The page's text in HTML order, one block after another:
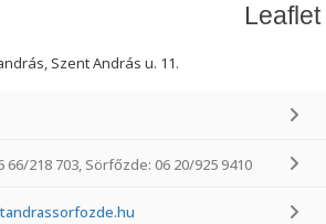
Leaflet
Szent András u. 11.
66/218 703, Sörfőzde: 06 20/925 9410